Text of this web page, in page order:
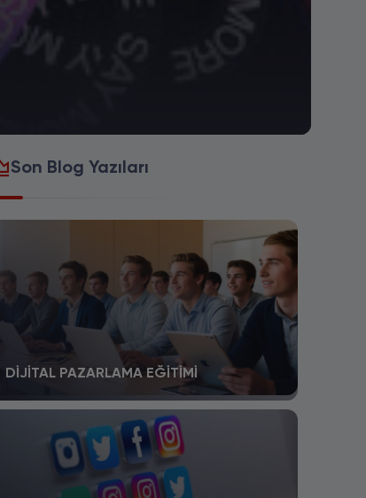
Son Blog Yazıları
DIJITAL PAZARLAMA EĞITIMI